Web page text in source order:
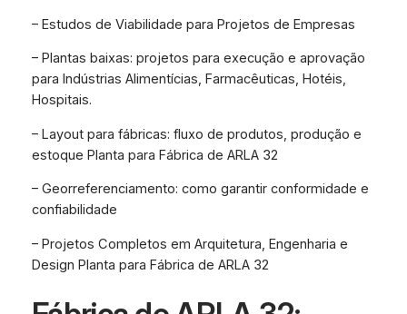
– Estudos de Viabilidade para Projetos de Empresas
– Plantas baixas: projetos para execução e aprovação
para Indústrias Alimentícias, Farmacêuticas, Hotéis,
Hospitais.
– Layout para fábricas: fluxo de produtos, produção e
estoque Planta para Fábrica de ARLA 32
– Georreferenciamento: como garantir conformidade e
confiabilidade
– Projetos Completos em Arquitetura, Engenharia e
Design Planta para Fábrica de ARLA 32